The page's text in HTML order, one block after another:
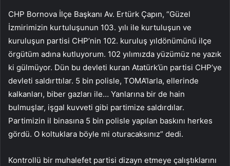
CHP Bornova İlçe Başkanı Av. Ertürk Çapın, “Güzel
İzmirimizin kurtuluşunun 103. yılı ile kurtuluşun ve
kuruluşun partisi CHP’nin 102. kuruluş yıldönümünü ilçe
örgütüm adına kutluyorum. 102 yılımızda yüzümüz ne yazık
ki gülmüyor. Dün bu devleti kuran Atatürk’ün partisi CHP’ye
devleti saldırttılar. 5 bin polisle, TOMA’larla, ellerinde
kalkanları, biber gazları ile… Yanlarına bir de hain
bulmuşlar, işgal kuvveti gibi partimize saldırdılar.
Partimizin il binasına 5 bin polisle yapılan baskını herkes
gördü. O koltuklara böyle mi oturacaksınız” dedi.
Kontrollü bir muhalefet partisi dizayn etmeye çalıştıklarını